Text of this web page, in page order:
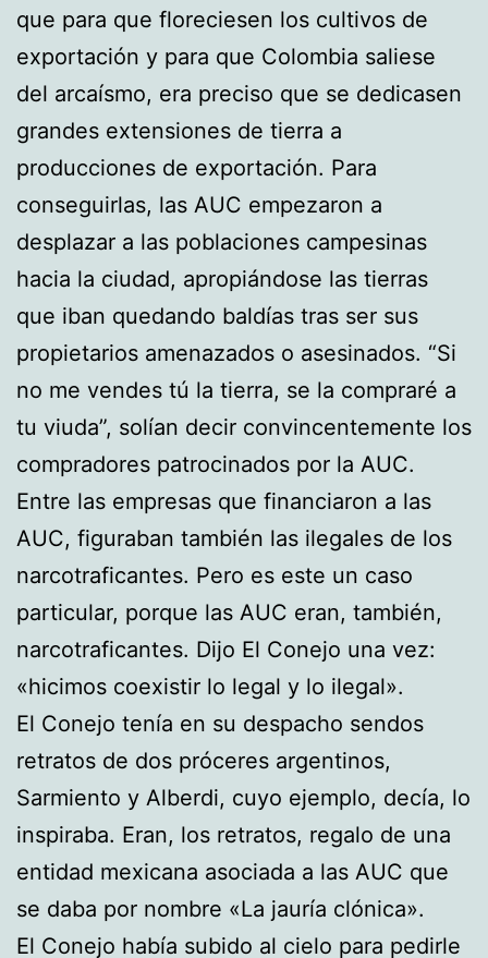
que para que floreciesen los cultivos de
exportación y para que Colombia saliese
del arcaísmo, era preciso que se dedicasen
grandes extensiones de tierra a
producciones de exportación. Para
conseguirlas, las AUC empezaron a
desplazar a las poblaciones campesinas
hacia la ciudad, apropiándose las tierras
que iban quedando baldías tras ser sus
propietarios amenazados o asesinados. “Si
no me vendes tú la tierra, se la compraré a
tu viuda”, solían decir convincentemente los
compradores patrocinados por la AUC.
Entre las empresas que financiaron a las
AUC, figuraban también las ilegales de los
narcotraficantes. Pero es este un caso
particular, porque las AUC eran, también,
narcotraficantes. Dijo El Conejo una vez:
«hicimos coexistir lo legal y lo ilegal».
El Conejo tenía en su despacho sendos
retratos de dos próceres argentinos,
Sarmiento y Alberdi, cuyo ejemplo, decía, lo
inspiraba. Eran, los retratos, regalo de una
entidad mexicana asociada a las AUC que
se daba por nombre «La jauría clónica».
El Conejo había subido al cielo para pedirle